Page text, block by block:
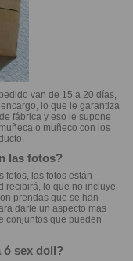
van de 15 a 20 días,
lo que le garantiza
fábrica y eso le supone
o muñeco con los
las fotos?
fotos, las fotos están
recibirá, lo que no incluye
prendas que se han
darle un aspecto mas
conjuntos que pueden
ó sex doll?